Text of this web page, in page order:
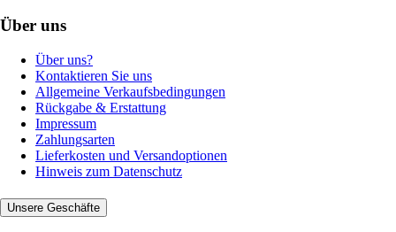
Über uns
Über uns?
Kontaktieren Sie uns
Allgemeine Verkaufsbedingungen
Rückgabe & Erstattung
Impressum
Zahlungsarten
Lieferkosten und Versandoptionen
Hinweis zum Datenschutz
Unsere Geschäfte